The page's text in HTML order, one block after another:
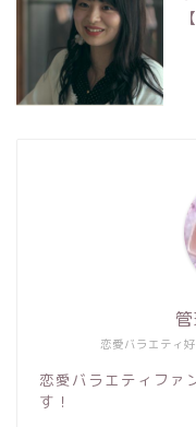
恋愛バラエティ
恋愛バラエティファ
す！